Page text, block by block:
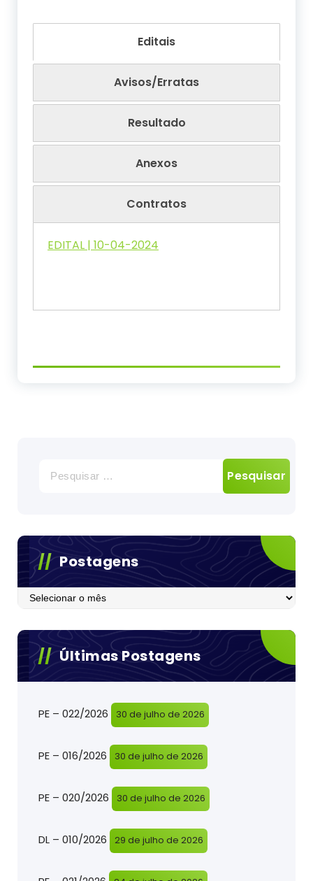
Editais
Avisos/Erratas
Resultado
Anexos
Contratos
EDITAL | 10-04-2024
por:
Postagens
Postagens
Últimas Postagens
PE – 022/2026 30 de julho de 2026
PE – 016/2026 30 de julho de 2026
PE – 020/2026 30 de julho de 2026
DL – 010/2026 29 de julho de 2026